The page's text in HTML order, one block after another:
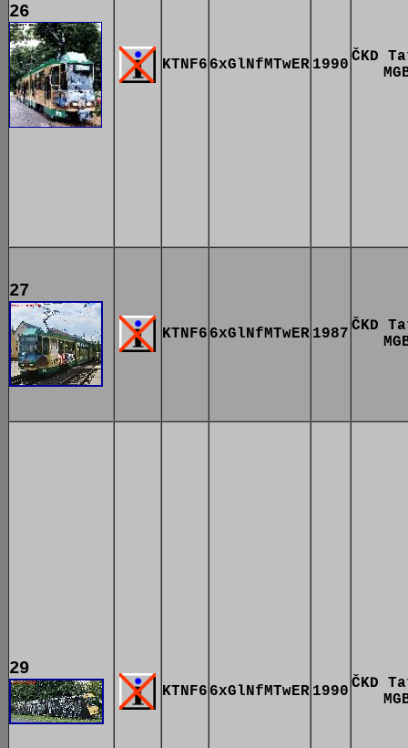
26
KTNF6 6xGlNfMTwER 1990 ČKD
27
KTNF6 6xGlNfMTwER 1987 ČKD
29
KTNF6 6xGlNfMTwER 1990 ČKD